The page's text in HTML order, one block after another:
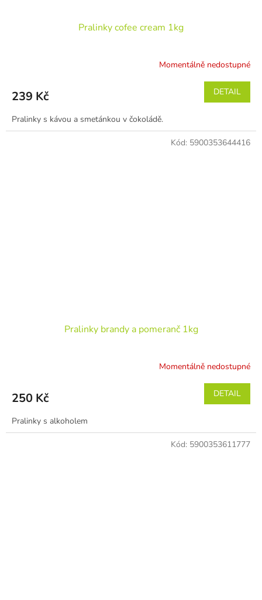
Pralinky cofee cream 1kg
Momentálně nedostupné
239 Kč DETAIL
Pralinky s kávou a smetánkou v čokoládě.
Pralinky brandy a pomeranč 1kg
Momentálně nedostupné
250 Kč DETAIL
Pralinky s alkoholem
Kód: 5900353644416
Kód: 5900353611777